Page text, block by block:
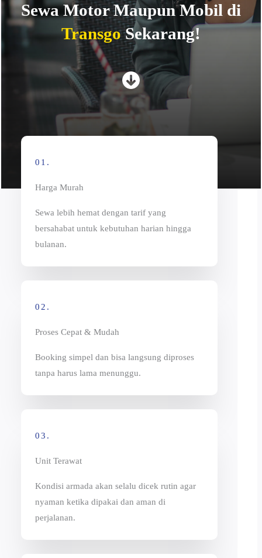
Sewa Motor Maupun Mobil di
Transgo Sekarang!
01.
Harga Murah
Sewa lebih hemat dengan tarif yang
bersahabat untuk kebutuhan harian hingga
bulanan.
02.
Proses Cepat & Mudah
Booking simpel dan bisa langsung diproses
tanpa harus lama menunggu.
03.
Unit Terawat
Kondisi armada akan selalu dicek rutin agar
nyaman ketika dipakai dan aman di
perjalanan.